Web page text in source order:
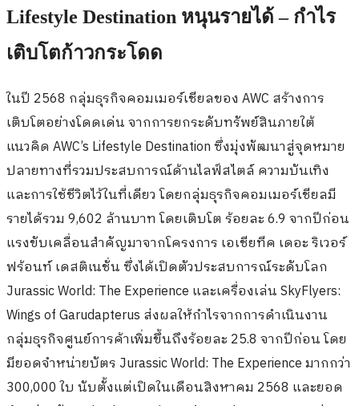
Lifestyle Destination หนุนรายได้ – กำไร
เติบโตก้าวกระโดด
ในปี 2568 กลุ่มธุรกิจคอมเมอร์เชียลของ AWC สร้างการ
เติบโตอย่างโดดเด่น จากการยกระดับทรัพย์สินภายใต้
แนวคิด AWC’s Lifestyle Destination ซึ่งมุ่งพัฒนาสู่จุดหมาย
ปลายทางที่รวมประสบการณ์ด้านไลฟ์สไตล์ ความบันเทิง
และการใช้ชีวิตไว้ในที่เดียว โดยกลุ่มธุรกิจคอมเมอร์เชียลมี
รายได้รวม 9,602 ล้านบาท โดยเติบโต ร้อยละ 6.9 จากปีก่อน
แรงขับเคลื่อนสำคัญมาจากโครงการ เอเชียทีค เดอะ ริเวอร์
ฟร้อนท์ เดสติเนชั่น ซึ่งได้เปิดตัวประสบการณ์ระดับโลก
Jurassic World: The Experience และเครื่องเล่น SkyFlyers:
Wings of Garudapterus ส่งผลให้กำไรจากการดำเนินงาน
กลุ่มธุรกิจศูนย์การค้าเพิ่มขึ้นถึงร้อยละ 25.8 จากปีก่อน โดย
มียอดจำหน่ายบัตร Jurassic World: The Experience มากกว่า
300,000 ใบ นับตั้งแต่เปิดในเดือนสิงหาคม 2568 และยอด